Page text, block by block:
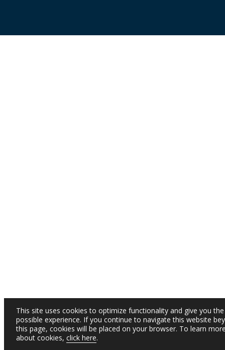
This site uses cookies to optimize functionality and give you
possible experience. If you continue to navigate this website
this page, cookies will be placed on your browser. To learn
about cookies, click here.